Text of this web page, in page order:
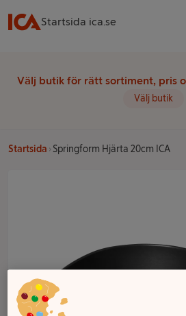
Startsida ica.se
Välj butik för rätt sortiment, pris
Välj butik
Startsida Springform Hjärta 20cm ICA